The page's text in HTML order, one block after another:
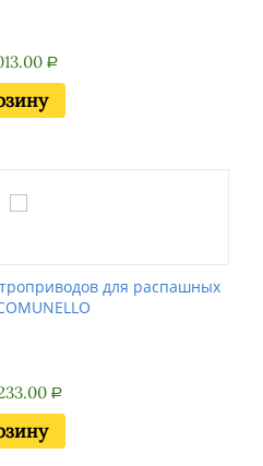
Р
для распашных
Р